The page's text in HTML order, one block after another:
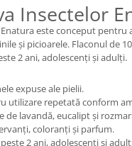
Insectelor
este conceput pentru
și picioarele. Flaconul de
2 ani, adolescenți și adulți.
expuse ale pielii.
utilizare repetată conform
de lavandă, eucalipt și
coloranți și parfum.
2 ani, adolescenți și